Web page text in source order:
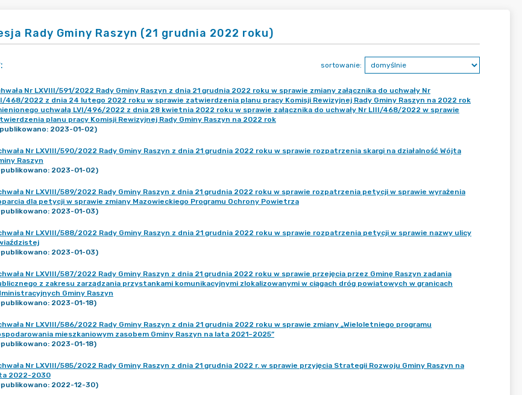
Rady Gminy Raszyn (21 grudnia 2022 roku)
: sortowanie:
Nr LXVIII/591/2022 Rady Gminy Raszyn z dnia 21 grudnia 2022 roku w sprawie zmiany załącznika do uchwały Nr
468/2022 z dnia 24 lutego 2022 roku w sprawie zatwierdzenia planu pracy Komisji Rewizyjnej Rady Gminy Raszyn na 2022 rok
uchwałą LVI/496/2022 z dnia 28 kwietnia 2022 roku w sprawie załącznika do uchwały Nr LIII/468/2022 w sprawie
planu pracy Komisji Rewizyjnej Rady Gminy Raszyn na 2022 rok
2023-01-02)
Nr LXVIII/590/2022 Rady Gminy Raszyn z dnia 21 grudnia 2022 roku w sprawie rozpatrzenia skargi na działalność Wójta
Raszyn
2023-01-02)
Nr LXVIII/589/2022 Rady Gminy Raszyn z dnia 21 grudnia 2022 roku w sprawie rozpatrzenia petycji w sprawie wyrażenia
dla petycji w sprawie zmiany Mazowieckiego Programu Ochrony Powietrza
2023-01-03)
Nr LXVIII/588/2022 Rady Gminy Raszyn z dnia 21 grudnia 2022 roku w sprawie rozpatrzenia petycji w sprawie nazwy ulicy
2023-01-03)
Nr LXVIII/587/2022 Rady Gminy Raszyn z dnia 21 grudnia 2022 roku w sprawie przejęcia przez Gminę Raszyn zadania
z zakresu zarządzania przystankami komunikacyjnymi zlokalizowanymi w ciągach dróg powiatowych w granicach
Gminy Raszyn
2023-01-18)
Nr LXVIII/586/2022 Rady Gminy Raszyn z dnia 21 grudnia 2022 roku w sprawie zmiany „Wieloletniego programu
mieszkaniowym zasobem Gminy Raszyn na lata 2021–2025”
2023-01-18)
Nr LXVIII/585/2022 Rady Gminy Raszyn z dnia 21 grudnia 2022 r. w sprawie przyjęcia Strategii Rozwoju Gminy Raszyn na
2022-2030
2022-12-30)